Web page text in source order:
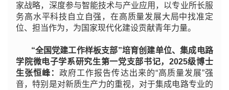
家战略，深度参与智能技术与产业应用，以专业所长服
务高水平科技自立自强，在高质量发展大局中找准定
位、担当作为，为国家现代化建设贡献青年力量。
“全国党建工作样板支部”培育创建单位、集成电路
学院微电子学系研究生第一党支部书记，2025级博士
生张恒峰：政府工作报告传达出来的“高质量发展”强
音，特别是对新质生产力的重视，对于集成电路专业的